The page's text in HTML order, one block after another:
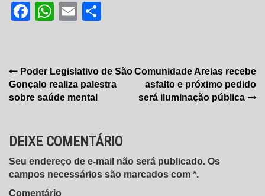
Facebook
WhatsApp
Email
Navegação
de
Poder Legislativo de São
Gonçalo realiza palestra
sobre saúde mental
Comunidade Areias recebe
asfalto e próximo pedido
será iluminação pública
DEIXE COMENTÁRIO
Seu endereço de e-mail não será publicado. Os
campos necessários são marcados com *.
Comentário